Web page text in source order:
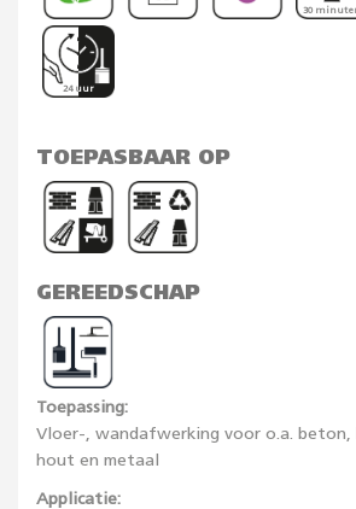
30
24 uur
TOEPASBAAR OP
GEREEDSCHAP
Toepassing:
Vloer-, wandafwerking voor o.a.
hout en metaal
Applicatie: